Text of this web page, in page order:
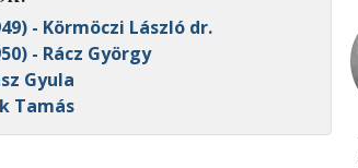
- Körmöczi László dr.
- Rácz György
Gyula
Tamás